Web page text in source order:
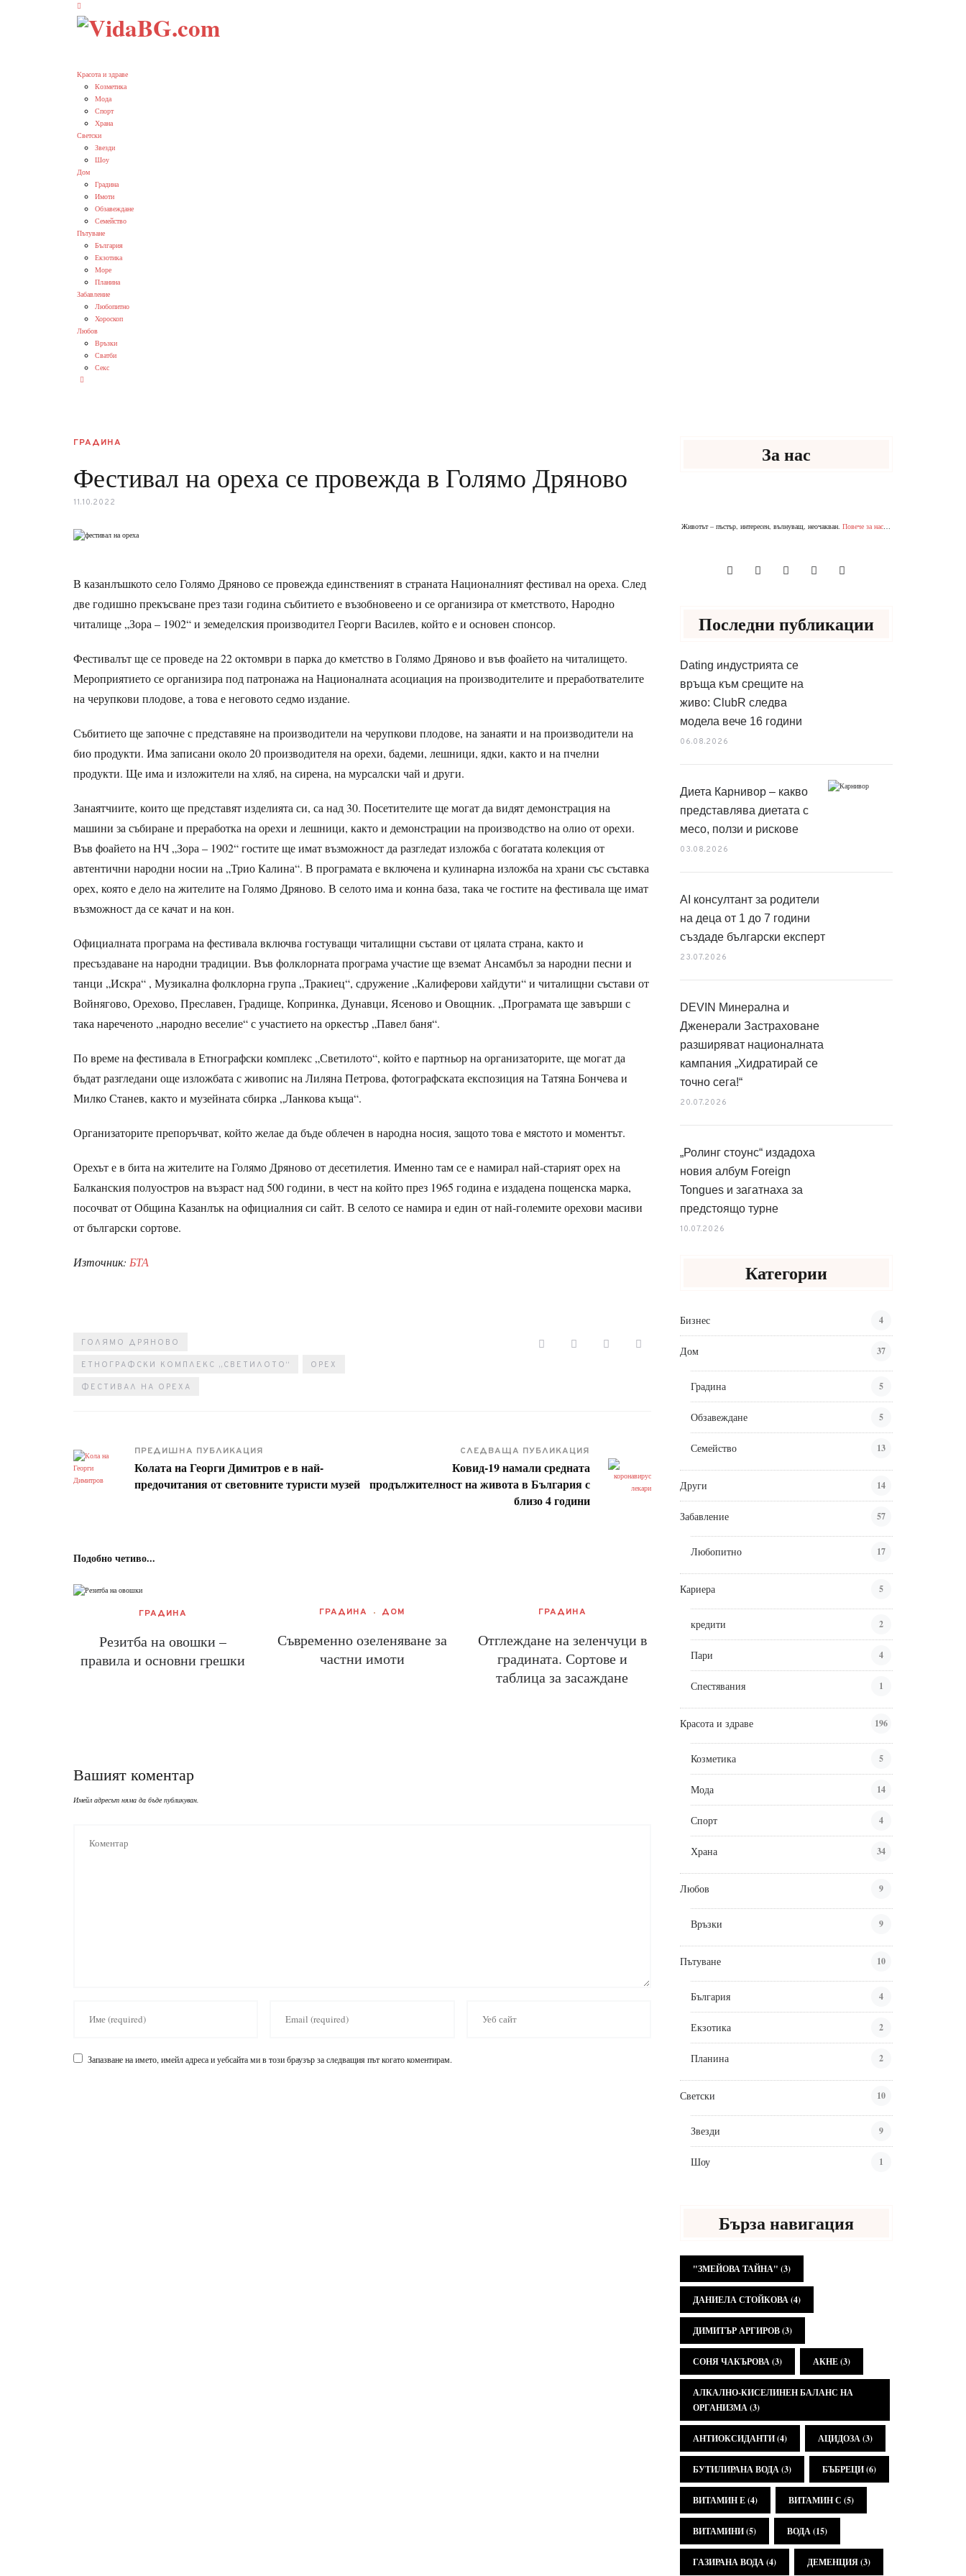
Красота и здраве
Козметика
Мода
Спорт
Храна
Светски
Звезди
Шоу
Дом
Градина
Имоти
Обзавеждане
Семейство
Пътуване
България
Екзотика
Море
Планина
Забавление
Любопитно
Хороскоп
Любов
Връзки
Сватби
Секс
ГРАДИНА
Фестивал на ореха се провежда в Голямо Дряново
11.10.2022
В казанлъшкото село Голямо Дряново се провежда единственият в страната Националният фестивал на ореха. След
две годишно прекъсване през тази година събитието е възобновеено и се организира от кметството, Народно
читалище „Зора – 1902“ и земеделския производител Георги Василев, който е и основен спонсор.
Фестивалът ще се проведе на 22 октомври в парка до кметство в Голямо Дряново и във фоайето на читалището.
Мероприятието се организира под патронажа на Националната асоциация на производителите и преработвателите
на черупкови плодове, а това е неговото седмо издание.
Събитието ще започне с представяне на производители на черупкови плодове, на занаяти и на производители на
био продукти. Има записани около 20 производителя на орехи, бадеми, лешници, ядки, както и на пчелни
продукти. Ще има и изложители на хляб, на сирена, на мурсалски чай и други.
Занаятчиите, които ще представят изделията си, са над 30. Посетителите ще могат да видят демонстрация на
машини за събиране и преработка на орехи и лешници, както и демонстрации на производство на олио от орехи.
Във фоайето на НЧ „Зора – 1902“ гостите ще имат възможност да разгледат изложба с богатата колекция от
автентични народни носии на „Трио Калина“. В програмата е включена и кулинарна изложба на храни със съставка
орех, която е дело на жителите на Голямо Дряново. В селото има и конна база, така че гостите на фестивала ще имат
възможност да се качат и на кон.
Официалната програма на фестивала включва гостуващи читалищни състави от цялата страна, както и
пресъздаване на народни традиции. Във фолклорната програма участие ще вземат Ансамбъл за народни песни и
танци „Искра“ , Музикална фолклорна група „Тракиец“, сдружение „Калиферови хайдути“ и читалищни състави от
Войнягово, Орехово, Преславен, Градище, Копринка, Дунавци, Ясеново и Овощник. „Програмата ще завърши с
така нареченото „народно веселие“ с участието на оркестър „Павел баня“.
По време на фестивала в Етнографски комплекс „Светилото“, който е партньор на организаторите, ще могат да
бъдат разгледани още изложбата с живопис на Лиляна Петрова, фотографската експозиция на Татяна Бончева и
Милко Станев, както и музейната сбирка „Ланкова къща“.
Организаторите препоръчват, който желае да бъде облечен в народна носия, защото това е мястото и моментът.
Орехът е в бита на жителите на Голямо Дряново от десетилетия. Именно там се е намирал най-старият орех на
Балканския полуостров на възраст над 500 години, в чест на който през 1965 година е издадена пощенска марка,
посочват от Община Казанлък на официалния си сайт. В селото се намира и един от най-големите орехови масиви
от български сортове.
Източник: БТА
ГОЛЯМО ДРЯНОВО
ЕТНОГРАФСКИ КОМПЛЕКС „СВЕТИЛОТО“ ОРЕХ
ФЕСТИВАЛ НА ОРЕХА
ПРЕДИШНА ПУБЛИКАЦИЯ
Колата на Георги Димитров е в най-
предочитания от световните туристи музей
СЛЕДВАЩА ПУБЛИКАЦИЯ
Ковид-19 намали средната
продължителност на живота в България с
близо 4 години
Подобно четиво...
ГРАДИНА
Резитба на овошки –
правила и основни грешки
ГРАДИНА ДОМ
Съвременно озеленяване за
частни имоти
ГРАДИНА
Отглеждане на зеленчуци в
градината. Сортове и
таблица за засаждане
Вашият коментар
Имейл адресът няма да бъде публикуван.
Запазване на името, имейл адреса и уебсайта ми в този браузър за следващия път когато коментирам.
За нас
Животът – пъстър, интересен, вълнуващ, неочакван.Повече за нас…
Последни публикации
Dating индустрията се
връща към срещите на
живо: ClubR следва
модела вече 16 години
06.08.2026
Диета Карнивор – какво
представлява диетата с
месо, ползи и рискове
03.08.2026
AI консултант за родители
на деца от 1 до 7 години
създаде български експерт
23.07.2026
DEVIN Минерална и
Дженерали Застраховане
разширяват националната
кампания „Хидратирай се
точно сега!“
20.07.2026
„Ролинг стоунс“ издадоха
новия албум Foreign
Tongues и загатнаха за
предстоящо турне
10.07.2026
Категории
Бизнес 4
Дом 37
Градина 5
Обзавеждане 5
Семейство 13
Други 14
Забавление 57
Любопитно 17
Кариера 5
кредити 2
Пари 4
Спестявания 1
Красота и здраве 196
Козметика 5
Мода 14
Спорт 4
Храна 34
Любов 9
Връзки 9
Пътуване 10
България 4
Екзотика 2
Планина 2
Светски 10
Звезди 9
Шоу 1
Бърза навигация
"ЗМЕЙОВА ТАЙНА" (3)
ДАНИЕЛА СТОЙКОВА(4)
ДИМИТЪР АРГИРОВ(3)
СОНЯ ЧАКЪРОВА(3) АКНЕ(3)
АЛКАЛНО-КИСЕЛИНЕН БАЛАНС НА
ОРГАНИЗМА(3)
АНТИОКСИДАНТИ(4) АЦИДОЗА(3)
БУТИЛИРАНА ВОДА(3) БЪБРЕЦИ(6)
ВИТАМИН Е(4) ВИТАМИН С (5)
ВИТАМИНИ(5) ВОДА(15)
ГАЗИРАНА ВОДА(4) ДЕМЕНЦИЯ(3)